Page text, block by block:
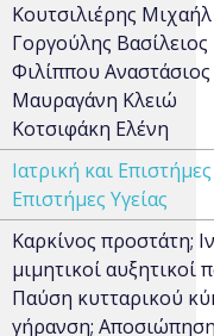
Κουτσιλιέρης Μιχαήλ
Γοργούλης Βασίλειος
Φιλίππου Αναστάσιος
Μαυραγάνη Κλειώ
Κοτσιφάκη Ελένη
Ιατρική και
Επιστήμες Υγείας
Καρκίνος προστάτη;
μιμητικοί αυξητικοί
Παύση κυτταρικού
γήρανση;